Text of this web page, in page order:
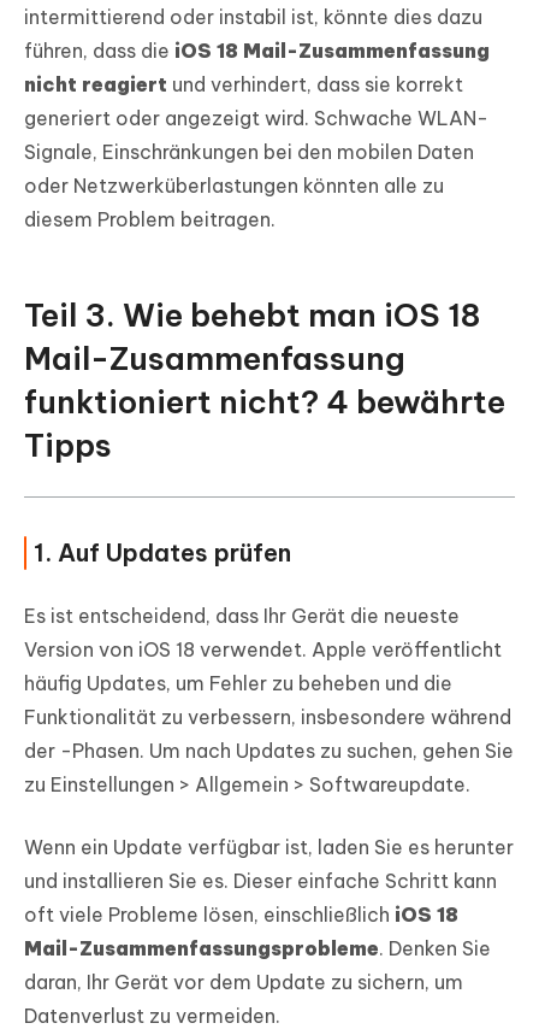
intermittierend oder instabil ist, könnte dies dazu
führen, dass die iOS 18 Mail-Zusammenfassung
nicht reagiert und verhindert, dass sie korrekt
generiert oder angezeigt wird. Schwache WLAN-
Signale, Einschränkungen bei den mobilen Daten
oder Netzwerküberlastungen könnten alle zu
diesem Problem beitragen.
Teil 3. Wie behebt man iOS 18
Mail-Zusammenfassung
funktioniert nicht? 4 bewährte
Tipps
1. Auf Updates prüfen
Es ist entscheidend, dass Ihr Gerät die neueste
Version von iOS 18 verwendet. Apple veröffentlicht
häufig Updates, um Fehler zu beheben und die
Funktionalität zu verbessern, insbesondere während
der -Phasen. Um nach Updates zu suchen, gehen Sie
zu Einstellungen > Allgemein > Softwareupdate.
Wenn ein Update verfügbar ist, laden Sie es herunter
und installieren Sie es. Dieser einfache Schritt kann
oft viele Probleme lösen, einschließlich iOS 18
Mail-Zusammenfassungsprobleme. Denken Sie
daran, Ihr Gerät vor dem Update zu sichern, um
Datenverlust zu vermeiden.